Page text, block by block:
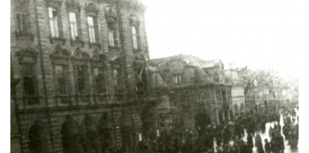
OSTATNÍ
ODKAZY
O NÁS
DŮL NA SLÍDU (NA KOLE)